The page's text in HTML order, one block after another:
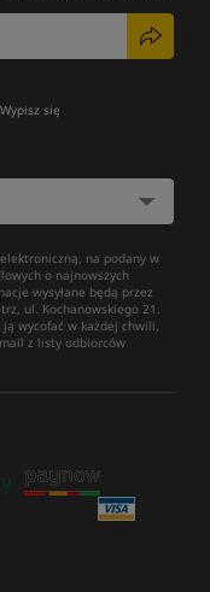
Wypisz się
na podany w
o najnowszych
wysyłane będą przez
ul. Kochanowskiego 21.
wycofać w każdej chwili,
z listy odbiorców